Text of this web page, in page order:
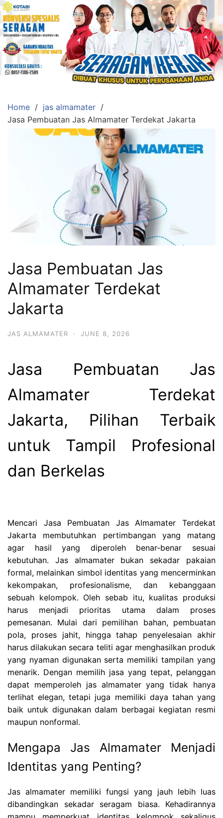
Skip
to
content
Konveksi
Toko
Abi
Baju
Seragam,
Home
jas almamater
Jasa Pembuatan Jas Almamater Terdekat Jakarta
Jasa Pembuatan Jas
Almamater Terdekat
Jakarta
JAS ALMAMATER · JUNE 8, 2026
Jasa Pembuatan Jas
Almamater Terdekat
Jakarta, Pilihan Terbaik
untuk Tampil Profesional
dan Berkelas
Mencari Jasa Pembuatan Jas Almamater Terdekat
Jakarta membutuhkan pertimbangan yang matang
agar hasil yang diperoleh benar-benar sesuai
kebutuhan. Jas almamater bukan sekadar pakaian
formal, melainkan simbol identitas yang mencerminkan
kekompakan, profesionalisme, dan kebanggaan
sebuah kelompok. Oleh sebab itu, kualitas produksi
harus menjadi prioritas utama dalam proses
pemesanan. Mulai dari pemilihan bahan, pembuatan
pola, proses jahit, hingga tahap penyelesaian akhir
harus dilakukan secara teliti agar menghasilkan produk
yang nyaman digunakan serta memiliki tampilan yang
menarik. Dengan memilih jasa yang tepat, pelanggan
dapat memperoleh jas almamater yang tidak hanya
terlihat elegan, tetapi juga memiliki daya tahan yang
baik untuk digunakan dalam berbagai kegiatan resmi
maupun nonformal.
Mengapa Jas Almamater Menjadi
Identitas yang Penting?
Jas almamater memiliki fungsi yang jauh lebih luas
dibandingkan sekadar seragam biasa. Kehadirannya